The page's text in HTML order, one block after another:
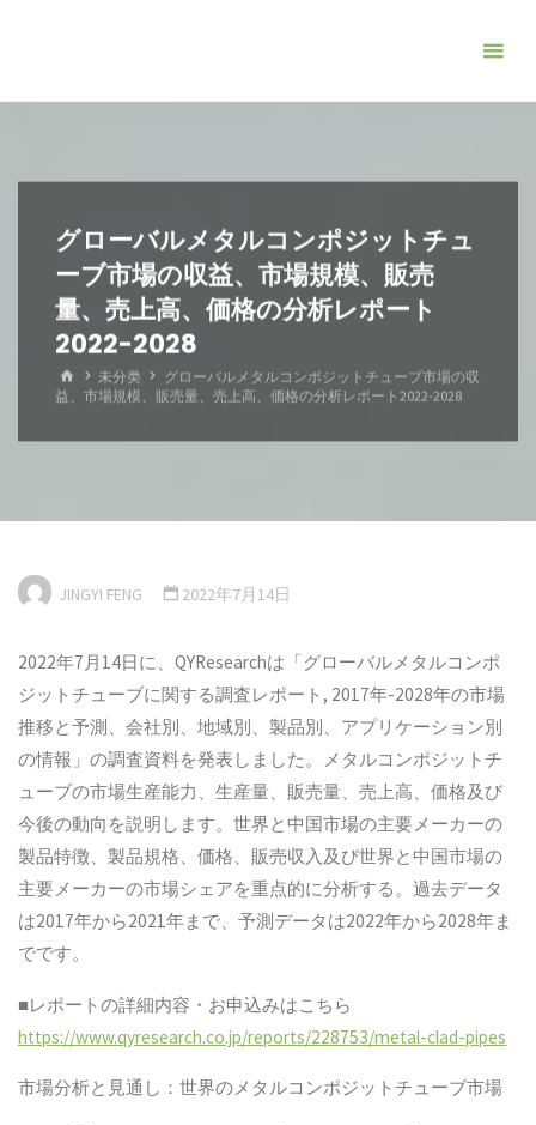
グローバルメタルコンポジットチュ
ーブ市場の収益、市場規模、販売
量、売上高、価格の分析レポート
2022-2028
ホ
ー
未分类
グローバルメタルコンポジットチューブ市場の収
益、市場規模、販売量、売上高、価格の分析レポート2022-2028
JINGYI FENG 2022年7月14日
2022年7月14日に、QYResearchは「グローバルメタルコンポ
ジットチューブに関する調査レポート, 2017年-2028年の市場
推移と予測、会社別、地域別、製品別、アプリケーション別
の情報」の調査資料を発表しました。メタルコンポジットチ
ューブの市場生産能力、生産量、販売量、売上高、価格及び
今後の動向を説明します。世界と中国市場の主要メーカーの
製品特徴、製品規格、価格、販売収入及び世界と中国市場の
主要メーカーの市場シェアを重点的に分析する。過去データ
は2017年から2021年まで、予測データは2022年から2028年ま
でです。
■レポートの詳細内容・お申込みはこちら
https://www.qyresearch.co.jp/reports/228753/metal-clad-pipes
市場分析と見通し：世界のメタルコンポジットチューブ市場